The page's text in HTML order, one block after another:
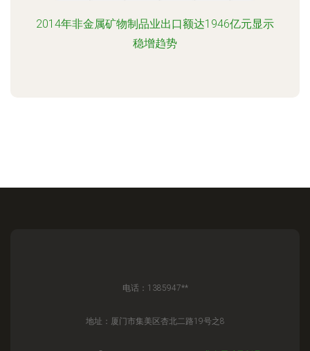
2014年非金属矿物制品业出口额达1946亿元显示
稳增趋势
电话：1385947**
地址：厦门市集美区杏北二路19号之8